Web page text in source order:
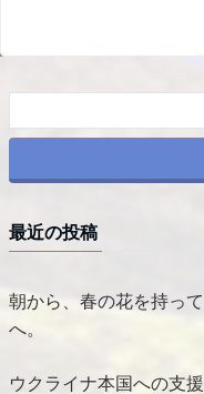
最近の投稿
朝から、春の花を持っ
へ。
ウクライナ本国への支